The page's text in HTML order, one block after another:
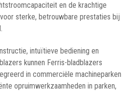
en de krachtige
sterke, betrouwbare prestaties bij
intuïtieve bediening en
kunnen Ferris-bladblazers
in commerciële machineparken
opruimwerkzaamheden in parken,